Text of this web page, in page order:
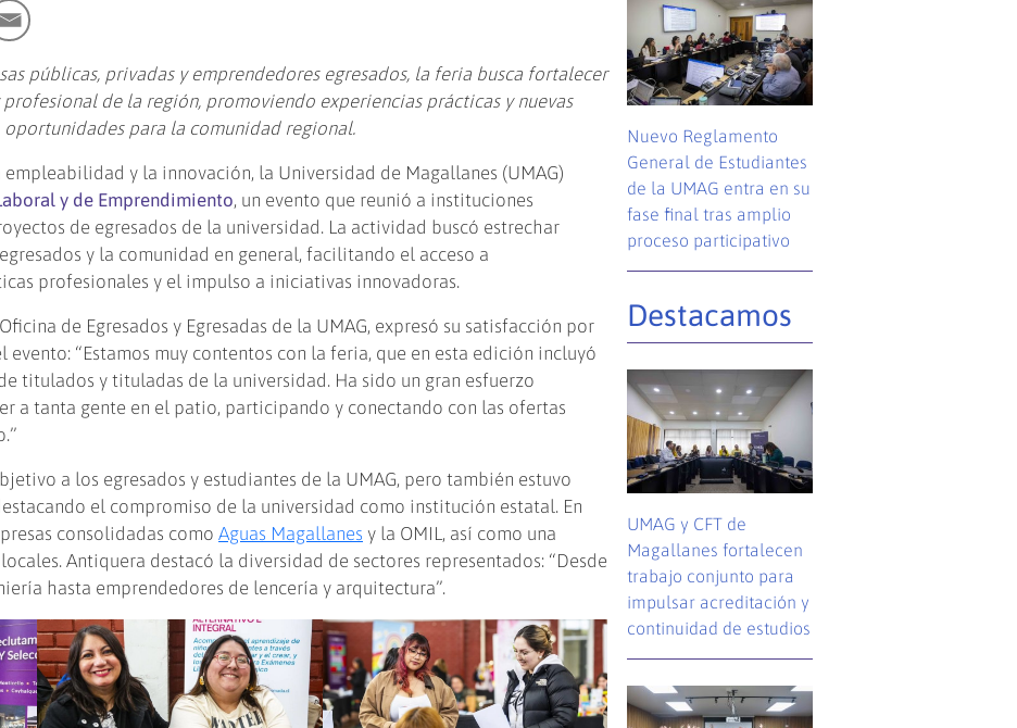
públicas, privadas y emprendedores egresados, la feria busca fortalecer
de la región, promoviendo experiencias prácticas y nuevas
oportunidades para la comunidad regional.
y la innovación, la Universidad de Magallanes (UMAG)
y de Emprendimiento, un evento que reunió a instituciones
de egresados de la universidad. La actividad buscó estrechar
y la comunidad en general, facilitando el acceso a
profesionales y el impulso a iniciativas innovadoras.
de Egresados y Egresadas de la UMAG, expresó su satisfacción por
“Estamos muy contentos con la feria, que en esta edición incluyó
titulados y tituladas de la universidad. Ha sido un gran esfuerzo
a tanta gente en el patio, participando y conectando con las ofertas
a los egresados y estudiantes de la UMAG, pero también estuvo
el compromiso de la universidad como institución estatal. En
consolidadas comoAguas Magallanes y la OMIL, así como una
Antiquera destacó la diversidad de sectores representados: “Desde
hasta emprendedores de lencería y arquitectura”.
Nuevo Reglamento
General de Estudiantes
de la UMAG entra en su
fase final tras amplio
proceso participativo
Destacamos
UMAG y CFT de
Magallanes fortalecen
trabajo conjunto para
impulsar acreditación y
continuidad de estudios